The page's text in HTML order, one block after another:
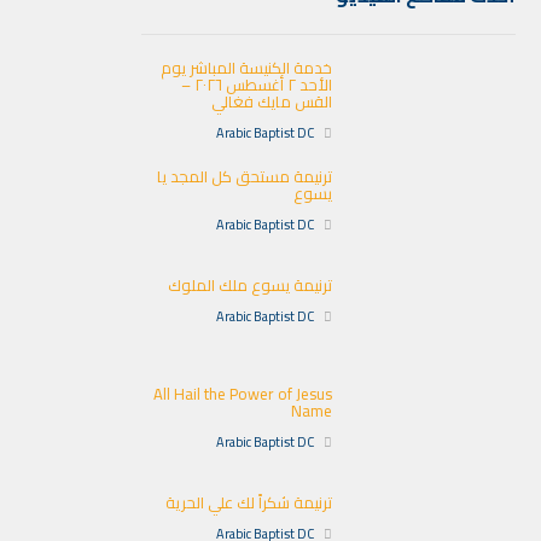
خدمة الكنيسة المباشر يوم
الأحد ٢ أغسطس ٢٠٢٦ –
القس مايك فغالي
Arabic Baptist DC
ترنيمة مستحق كل المجد يا
يسوع
Arabic Baptist DC
ترنيمة يسوع ملك الملوك
Arabic Baptist DC
All Hail the Power of Jesus
Name
Arabic Baptist DC
ترنيمة شكراً لك علي الحرية
Arabic Baptist DC